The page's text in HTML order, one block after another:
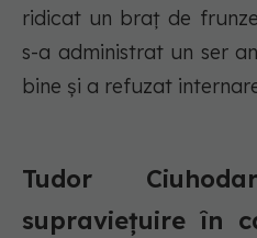
ridicat un braţ de
s-a administrat un ser
bine şi a refuzat
Tudor
supraviețuire în